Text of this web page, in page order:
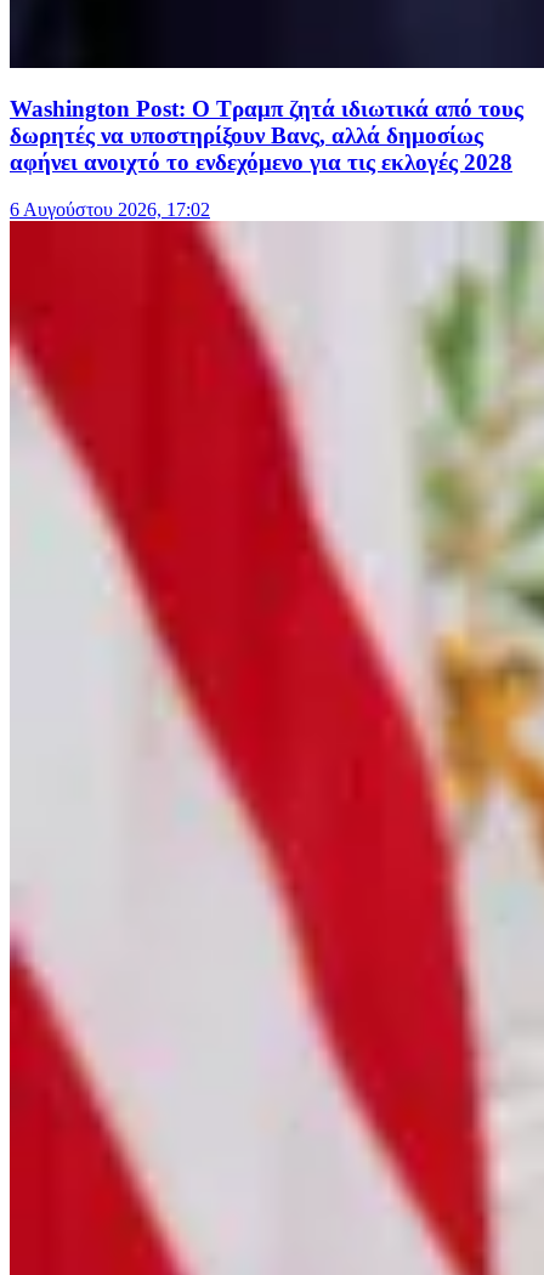
Washington Post: Ο Τραμπ ζητά ιδιωτικά από τους
δωρητές να υποστηρίξουν Βανς, αλλά δημοσίως
αφήνει ανοιχτό το ενδεχόμενο για τις εκλογές 2028
6 Αυγούστου 2026, 17:02